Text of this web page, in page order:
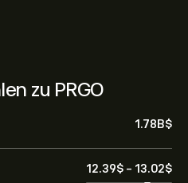
zu PRGO
1.78B‎$‎
12.39‎$‎ - 13.02‎$‎